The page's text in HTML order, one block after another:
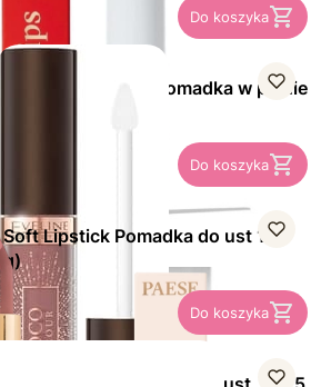
Do koszyka
Choco Glamour, pomadka w płynie
4,5 ml
Do koszyka
Lipstick Pomadka do ust 115
g)
Do koszyka